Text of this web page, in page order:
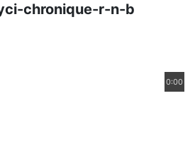
chronique-r-n-b
0:00